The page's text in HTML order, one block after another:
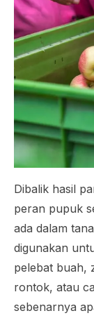
Dibalik hasil
peran pupuk
ada dalam
digunakan
pelebat buah,
rontok, atau
sebenarnya